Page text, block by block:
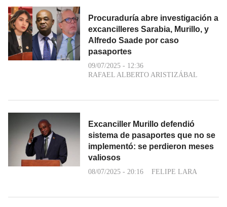
Procuraduría abre investigación a
excancilleres Sarabia, Murillo, y
Alfredo Saade por caso
pasaportes
09/07/2025 - 12:36
RAFAEL ALBERTO ARISTIZÁBAL
Excanciller Murillo defendió
sistema de pasaportes que no se
implementó: se perdieron meses
valiosos
08/07/2025 - 20:16 FELIPE LARA